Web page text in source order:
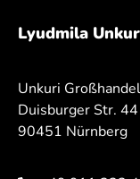
Lyudmila
Unkuri Großhandel
Duisburger Str. 44
90451 Nürnberg